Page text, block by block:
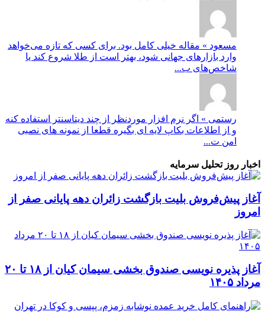
مسعود » مقاله خیلی کامل بود. برای کسی که تازه می‌خواهد
وارد بازارهای جهانی شود، بهتر است از طلا شروع کند یا
شاخص‌های ب...
رستمی » اگر نرم افزار موردنظر از چند دیتاسنتر استفاده کنه
و از اطلاعات بکاپ لایه ای بگیره قطعا از نمونه های نصبی
امن ت...
اخبار روز تحلیل سرمایه
آغاز پیش‌فروش بلیت بازگشت زائران دهه پایانی صفر از
امروز
آغاز پذیره نویسی صندوق بخشی سیمان کیان از ۱۸ تا ۲۰
مرداد ۱۴۰۵